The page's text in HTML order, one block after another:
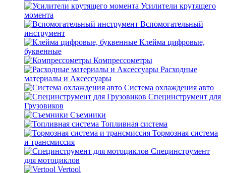
Усилители крутящего
момента
Вспомогательный
инструмент
Клейма цифровые,
буквенные
Компрессометры
Расходные
материалы и Аксессуары
Система охлаждения авто
Специнструмент для
Грузовиков
Съемники
Топливная система
Тормозная система
и трансмиссия
Специнструмент
для мотоциклов
Vertool